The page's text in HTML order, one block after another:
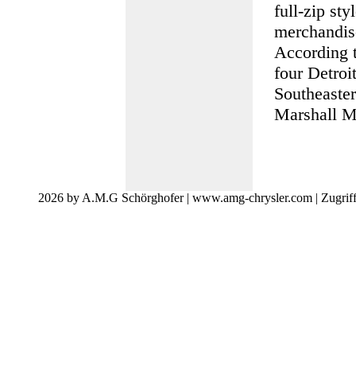
full-zip
According
four
Marshall
2026 by A.M.G Schörghofer | www.amg-chrysler.com |